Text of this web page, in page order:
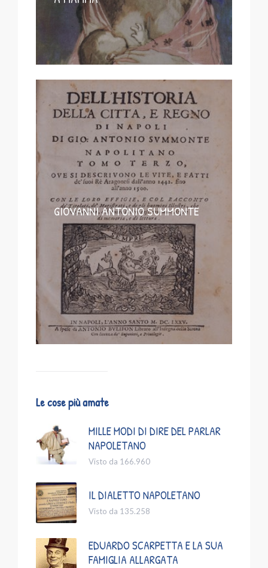
GIOVANNI ANTONIO SUMMONTE
Le cose più amate
MILLE MODI DI DIRE DEL PARLAR
NAPOLETANO
Visto da 166.960
IL DIALETTO NAPOLETANO
Visto da 135.258
EDUARDO SCARPETTA E LA SUA
FAMIGLIA ALLARGATA